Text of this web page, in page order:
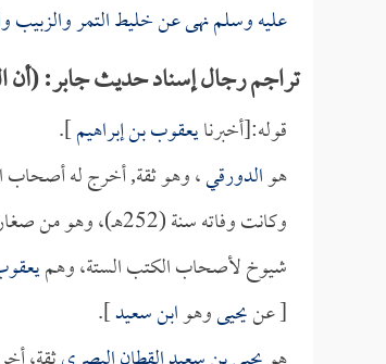
عليه وسلم نهى عن خليط التمر
تراجم رجال إسناد حديث جابر: (أن
قوله:[أخبرنايعقوب بن إبراهيم].
هوالدورقي، وهو ثقة, أخرج له أصحاب
وكانت وفاته سنة (252هـ)، وهو من صغار شيوخ
شيوخ لأصحاب الكتب الستة، وهم
[ عنيحيىوهوابن سعيد].